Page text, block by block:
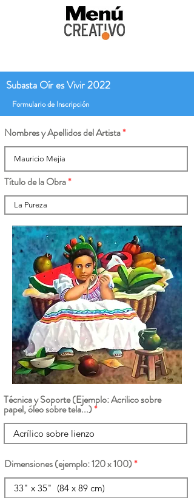
Subasta Oír es Vivir 2022
Formulario de Inscripción
Nombres y Apellidos del Artista
Título de la Obra
Técnica y Soporte (Ejemplo: Acrilico sobre
papel, óleo sobre tela...)
Dimensiones (ejemplo: 120 x 100)